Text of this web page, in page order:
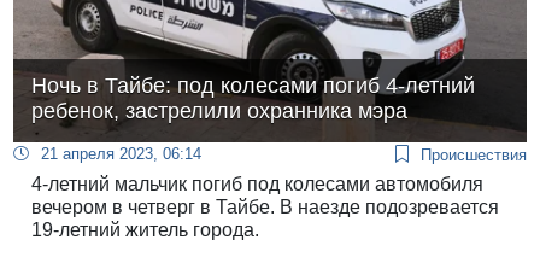
Ночь в Тайбе: под колесами погиб 4-летний
ребенок, застрелили охранника мэра
21 апреля 2023, 06:14 Происшествия
4-летний мальчик погиб под колесами автомобиля
вечером в четверг в Тайбе. В наезде подозревается
19-летний житель города.